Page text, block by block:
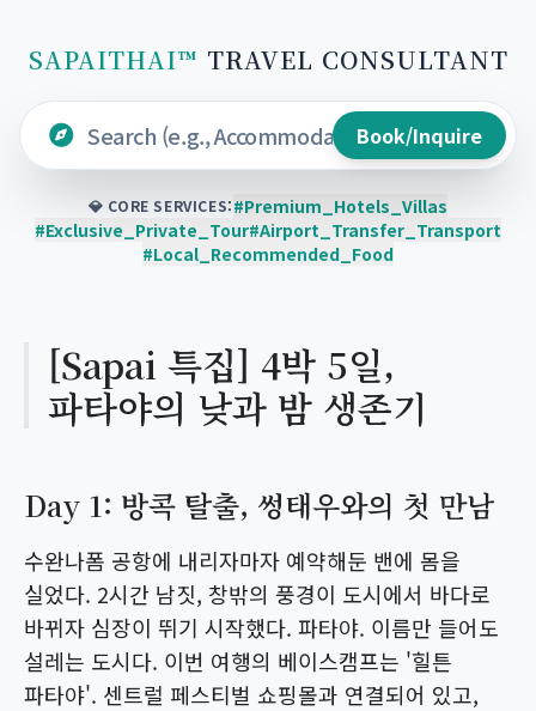
SAPAITHAI™ TRAVEL CONSULTANT
Book/Inquire
💎 CORE SERVICES:#Premium_Hotels_Villas
#Exclusive_Private_Tour#Airport_Transfer_Transport
#Local_Recommended_Food
[Sapai 특집] 4박 5일,
파타야의 낮과 밤 생존기
Day 1: 방콕 탈출, 썽태우와의 첫 만남
수완나폼 공항에 내리자마자 예약해둔 밴에 몸을
실었다. 2시간 남짓, 창밖의 풍경이 도시에서 바다로
바뀌자 심장이 뛰기 시작했다. 파타야. 이름만 들어도
설레는 도시다. 이번 여행의 베이스캠프는 '힐튼
파타야'. 센트럴 페스티벌 쇼핑몰과 연결되어 있고,